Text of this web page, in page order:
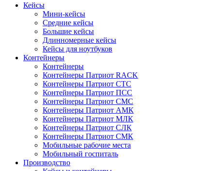
Кейсы
Мини-кейсы
Средние кейсы
Большие кейсы
Длинномерные кейсы
Кейсы для ноутбуков
Контейнеры
Контейнеры
Контейнеры Патриот RACK
Контейнеры Патриот СТС
Контейнеры Патриот ПСС
Контейнеры Патриот СМС
Контейнеры Патриот АМК
Контейнеры Патриот МЛК
Контейнеры Патриот СЛК
Контейнеры Патриот СМК
Мобильные рабочие места
Мобильный госпиталь
Производство